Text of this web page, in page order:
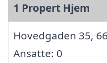
1 Propert Hjem
Hovedgaden 35,
Ansatte: 0